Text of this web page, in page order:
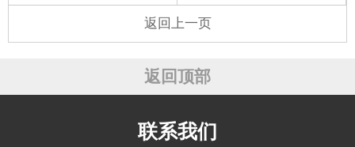
返回上一页
返回顶部
联系我们